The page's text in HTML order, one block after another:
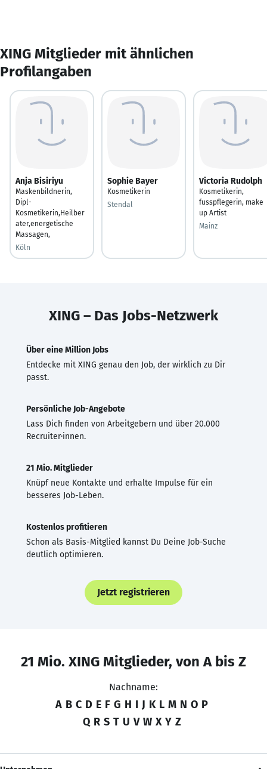
XING Mitglieder mit ähnlichen
Profilangaben
Anja Bisiriyu
Maskenbildnerin,
Dipl-
Kosmetikerin,Heilber
ater,energetische
Massagen,
Köln
Sophie Bayer
Kosmetikerin
Stendal
Victoria Rudolph
Kosmetikerin,
fusspflegerin, make
up Artist
Mainz
XING – Das Jobs-Netzwerk
Über eine Million Jobs
Entdecke mit XING genau den Job, der wirklich zu Dir
passt.
Persönliche Job-Angebote
Lass Dich finden von Arbeitgebern und über 20.000
Recruiter·innen.
21 Mio. Mitglieder
Knüpf neue Kontakte und erhalte Impulse für ein
besseres Job-Leben.
Kostenlos profitieren
Schon als Basis-Mitglied kannst Du Deine Job-Suche
deutlich optimieren.
Jetzt registrieren
21 Mio. XING Mitglieder, von A bis Z
Nachname:
A B C D E F G H I J K L M N O P
Q R S T U V W X Y Z